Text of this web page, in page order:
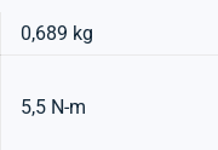
0,689 kg
5,5 N-m